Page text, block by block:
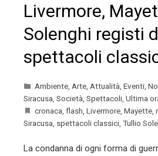
Livermore,
Solenghi registi
spettacoli
Ambiente, Arte, Attualità, Eventi,
Siracusa, Società, Spettacoli, Ultima
cronaca, flash, Livermore, Mayette,
Siracusa, spettacoli classici, Tullio
La condanna di ogni forma di